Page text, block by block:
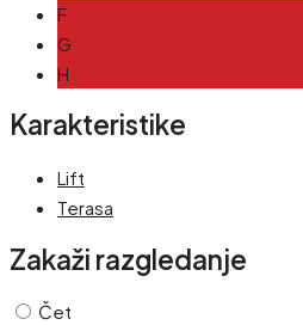
F
G
H
Karakteristike
Lift
Terasa
Zakaži razgledanje
Čet